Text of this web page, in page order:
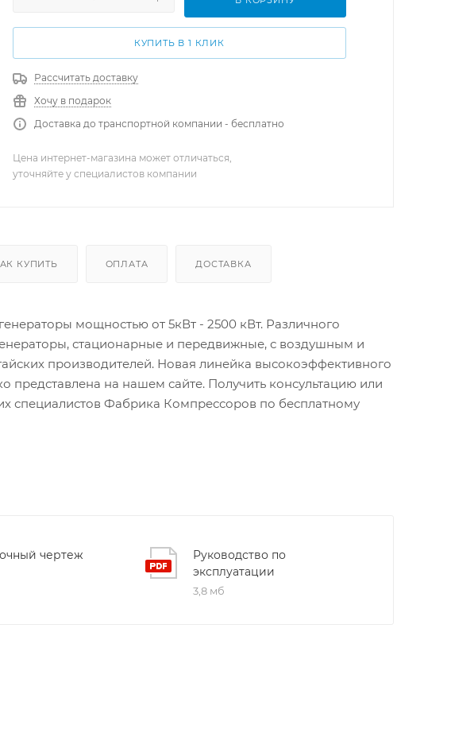
КУПИТЬ В 1 КЛИК
Рассчитать доставку
Хочу в подарок
Доставка до транспортной компании - бесплатно
Цена интернет-магазина может отличаться,
уточняйте у специалистов компании
КУПИТЬ ОПЛАТА ДОСТАВКА
мощностью от 5кВт - 2500 кВт. Различного
стационарные и передвижные, с воздушным и
производителей. Новая линейка высокоэффективного
на нашем сайте. Получить консультацию или
специалистов Фабрика Компрессоров по бесплатному
чертеж
Руководство по
эксплуатации
3,8 мб